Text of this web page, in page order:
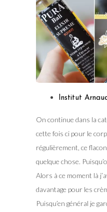
Institut
On continue dans la
cette fois ci pour le
régulièrement, ce
quelque chose.
Alors à ce moment là
davantage pour les
Puisqu’en général je